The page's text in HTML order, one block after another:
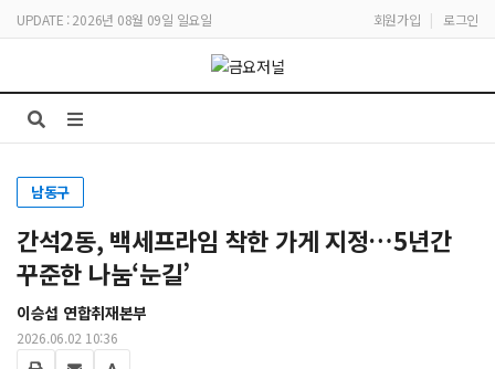
UPDATE : 2026년 08월 09일 일요일 회원가입 | 로그인
남동구
간석2동, 백세프라임 착한 가게 지정…5년간
꾸준한 나눔‘눈길’
이승섭 연합취재본부
2026.06.02 10:36